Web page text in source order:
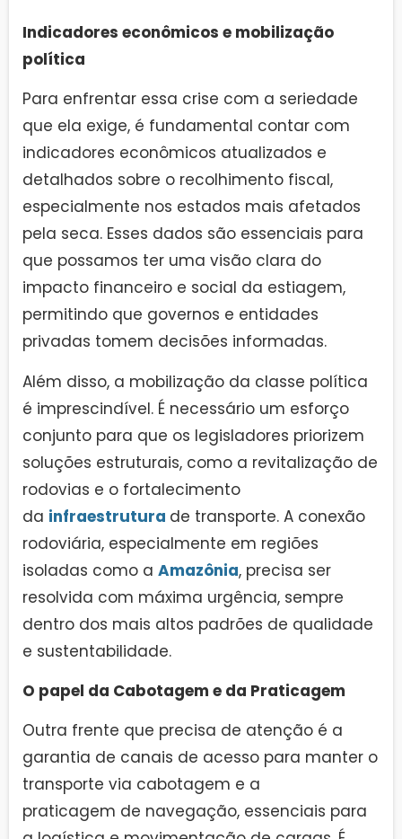
Indicadores econômicos e mobilização
política
Para enfrentar essa crise com a seriedade
que ela exige, é fundamental contar com
indicadores econômicos atualizados e
detalhados sobre o recolhimento fiscal,
especialmente nos estados mais afetados
pela seca. Esses dados são essenciais para
que possamos ter uma visão clara do
impacto financeiro e social da estiagem,
permitindo que governos e entidades
privadas tomem decisões informadas.
Além disso, a mobilização da classe política
é imprescindível. É necessário um esforço
conjunto para que os legisladores priorizem
soluções estruturais, como a revitalização de
rodovias e o fortalecimento
da infraestrutura de transporte. A conexão
rodoviária, especialmente em regiões
isoladas como a Amazônia, precisa ser
resolvida com máxima urgência, sempre
dentro dos mais altos padrões de qualidade
e sustentabilidade.
O papel da Cabotagem e da Praticagem
Outra frente que precisa de atenção é a
garantia de canais de acesso para manter o
transporte via cabotagem e a
praticagem de navegação, essenciais para